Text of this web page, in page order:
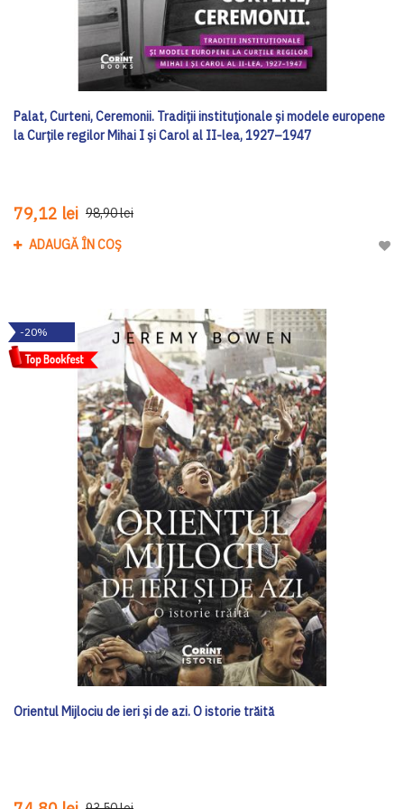
Palat, Curteni, Ceremonii. Tradiții instituționale și modele europene
la Curțile regilor Mihai I și Carol al II-lea, 1927–1947
79,12 lei 98,90 lei
ADAUGĂ ÎN COȘ
-20%
Orientul Mijlociu de ieri și de azi. O istorie trăită